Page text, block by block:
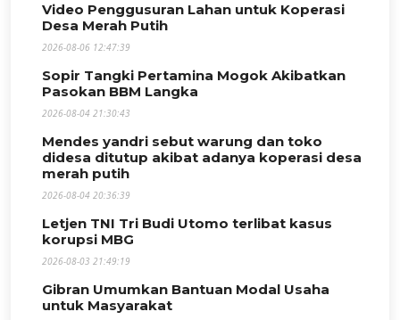
Video Penggusuran Lahan untuk Koperasi
Desa Merah Putih
2026-08-06 12:47:39
Sopir Tangki Pertamina Mogok Akibatkan
Pasokan BBM Langka
2026-08-04 21:30:43
Mendes yandri sebut warung dan toko
didesa ditutup akibat adanya koperasi desa
merah putih
2026-08-04 20:36:39
Letjen TNI Tri Budi Utomo terlibat kasus
korupsi MBG
2026-08-03 21:49:19
Gibran Umumkan Bantuan Modal Usaha
untuk Masyarakat